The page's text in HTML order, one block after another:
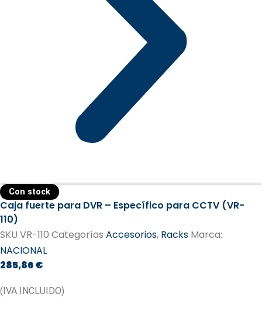
Con stock
Caja fuerte para DVR – Específico para CCTV (VR-
110)
SKU VR-110 Categorías Accesorios, Racks Marca:
NACIONAL
285,86€
(IVA INCLUIDO)